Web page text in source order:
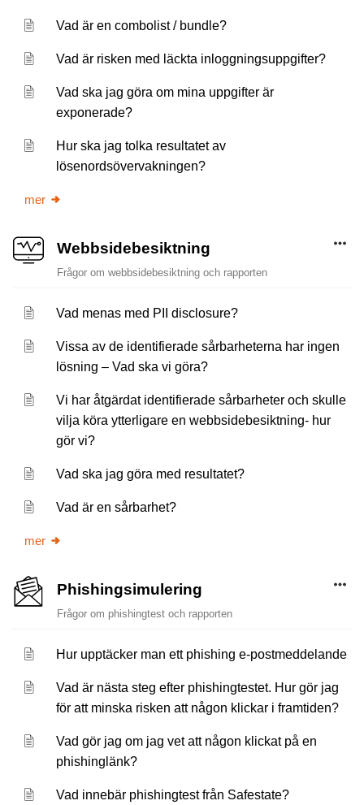
Vad är en combolist / bundle?
Vad är risken med läckta inloggningsuppgifter?
Vad ska jag göra om mina uppgifter är
exponerade?
Hur ska jag tolka resultatet av
lösenordsövervakningen?
mer
Webbsidebesiktning
Frågor om webbsidebesiktning och rapporten
Vad menas med PII disclosure?
Vissa av de identifierade sårbarheterna har ingen
lösning – Vad ska vi göra?
Vi har åtgärdat identifierade sårbarheter och skulle
vilja köra ytterligare en webbsidebesiktning- hur
gör vi?
Vad ska jag göra med resultatet?
Vad är en sårbarhet?
mer
Phishingsimulering
Frågor om phishingtest och rapporten
Hur upptäcker man ett phishing e-postmeddelande
Vad är nästa steg efter phishingtestet. Hur gör jag
för att minska risken att någon klickar i framtiden?
Vad gör jag om jag vet att någon klickat på en
phishinglänk?
Vad innebär phishingtest från Safestate?